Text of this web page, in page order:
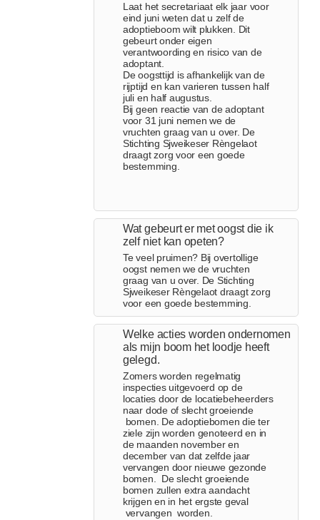
Laat het secretariaat elk jaar voor
eind juni weten dat u zelf de
adoptieboom wilt plukken. Dit
gebeurt onder eigen
verantwoording en risico van de
adoptant.
De oogsttijd is afhankelijk van de
rijptijd en kan varieren tussen half
juli en half augustus.
Bij geen reactie van de adoptant
voor 31 juni nemen we de
vruchten graag van u over. De
Stichting Sjweikeser Rèngelaot
draagt zorg voor een goede
bestemming.
Wat gebeurt er met oogst die ik
zelf niet kan opeten?
Te veel pruimen? Bij overtollige
oogst nemen we de vruchten
graag van u over. De Stichting
Sjweikeser Rèngelaot draagt zorg
voor een goede bestemming.
Welke acties worden ondernomen
als mijn boom het loodje heeft
gelegd.
Zomers worden regelmatig
inspecties uitgevoerd op de
locaties door de locatiebeheerders
naar dode of slecht groeiende
bomen. De adoptiebomen die ter
ziele zijn worden genoteerd en in
de maanden november en
december van dat zelfde jaar
vervangen door nieuwe gezonde
bomen. De slecht groeiende
bomen zullen extra aandacht
krijgen en in het ergste geval
vervangen worden.